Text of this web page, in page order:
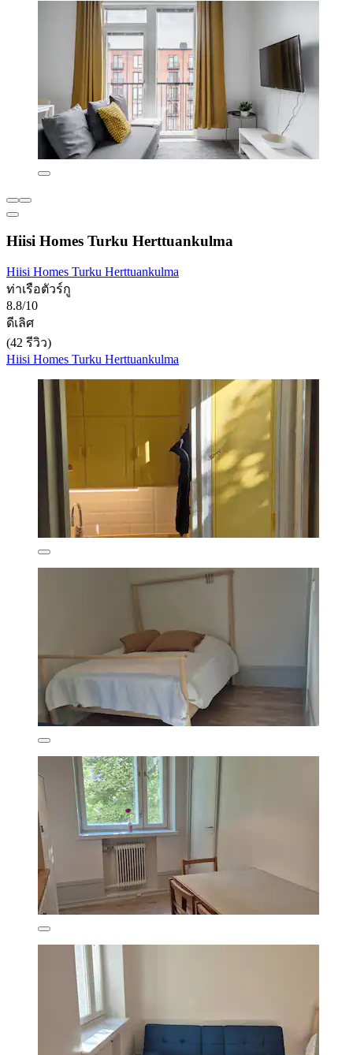
Hiisi Homes Turku Herttuankulma
Hiisi Homes Turku Herttuankulma
ท่าเรือตัวร์กู
8.8/10
ดีเลิศ
(42 รีวิว)
Hiisi Homes Turku Herttuankulma